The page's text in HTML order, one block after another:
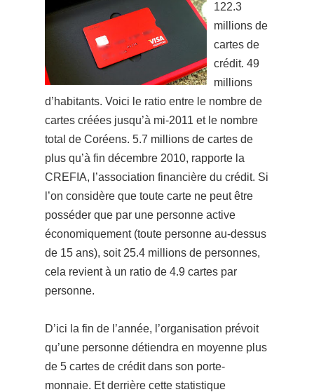
122.3
millions de
cartes de
crédit. 49
millions
d’habitants. Voici le ratio entre le nombre de
cartes créées jusqu’à mi-2011 et le nombre
total de Coréens. 5.7 millions de cartes de
plus qu’à fin décembre 2010, rapporte la
CREFIA, l’association financière du crédit. Si
l’on considère que toute carte ne peut être
posséder que par une personne active
économiquement (toute personne au-dessus
de 15 ans), soit 25.4 millions de personnes,
cela revient à un ratio de 4.9 cartes par
personne.
D’ici la fin de l’année, l’organisation prévoit
qu’une personne détiendra en moyenne plus
de 5 cartes de crédit dans son porte-
monnaie. Et derrière cette statistique